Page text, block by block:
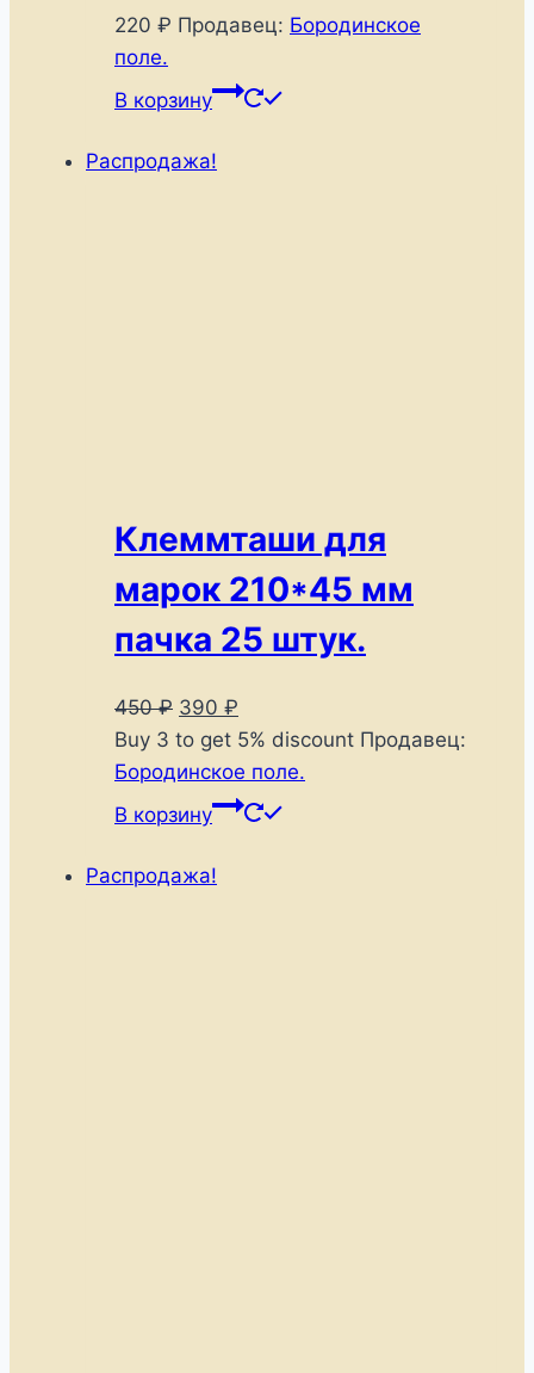
220 ₽ Продавец: Бородинское
поле.
В корзину
Распродажа!
Клеммташи для
марок 210*45 мм
пачка 25 штук.
450₽ Первоначальная
цена
составляла
450 ₽.
390 ₽
цена:
390 ₽.
Buy 3 to get 5% discount Продавец:
Бородинское поле.
В корзину
Распродажа!